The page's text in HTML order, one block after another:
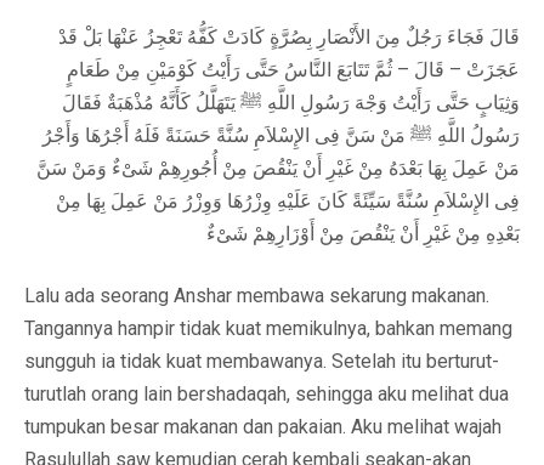
قَالَ فَجَاءَ رَجُلٌ مِنَ الأَنْصَارِ بِصُرَّةٍ كَادَتْ كَفُّهُ تَعْجِزُ عَنْهَا بَلْ قَدْ
عَجَزَتْ – قَالَ – ثُمَّ تَتَابَعَ النَّاسُ حَتَّى رَأَيْتُ كَوْمَيْنِ مِنْ طَعَامٍ
وَثِيَابٍ حَتَّى رَأَيْتُ وَجْهَ رَسُولِ اللَّهِ ﷺ يَتَهَلَّلُ كَأَنَّهُ مُذْهَبَةٌ فَقَالَ
رَسُولُ اللَّهِ ﷺ مَنْ سَنَّ فِى الإِسْلاَمِ سُنَّةً حَسَنَةً فَلَهُ أَجْرُهَا وَأَجْرُ
مَنْ عَمِلَ بِهَا بَعْدَهُ مِنْ غَيْرِ أَنْ يَنْقُصَ مِنْ أُجُورِهِمْ شَىْءٌ وَمَنْ سَنَّ
فِى الإِسْلاَمِ سُنَّةً سَيِّئَةً كَانَ عَلَيْهِ وِزْرُهَا وَوِزْرُ مَنْ عَمِلَ بِهَا مِنْ
بَعْدِهِ مِنْ غَيْرِ أَنْ يَنْقُصَ مِنْ أَوْزَارِهِمْ شَىْءٌ
Lalu ada seorang Anshar membawa sekarung makanan.
Tangannya hampir tidak kuat memikulnya, bahkan memang
sungguh ia tidak kuat membawanya. Setelah itu berturut-
turutlah orang lain bershadaqah, sehingga aku melihat dua
tumpukan besar makanan dan pakaian. Aku melihat wajah
Rasulullah saw kemudian cerah kembali seakan-akan